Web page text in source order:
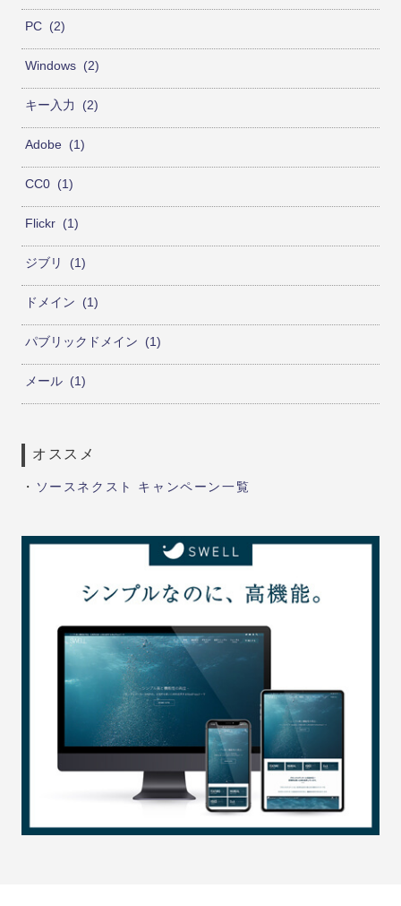
PC 2
Windows 2
キー入力 2
Adobe 1
CC0 1
Flickr 1
ジブリ 1
ドメイン 1
パブリックドメイン 1
メール 1
オススメ
・ ソースネクスト キャンペーン一覧